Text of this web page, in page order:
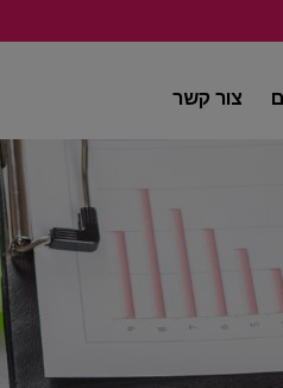
צור קשר